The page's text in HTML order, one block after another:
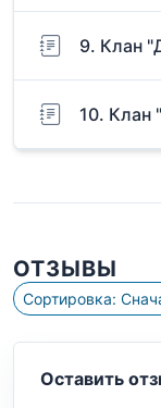
9. Клан
10. Клан
ОТЗЫВЫ
Оставить